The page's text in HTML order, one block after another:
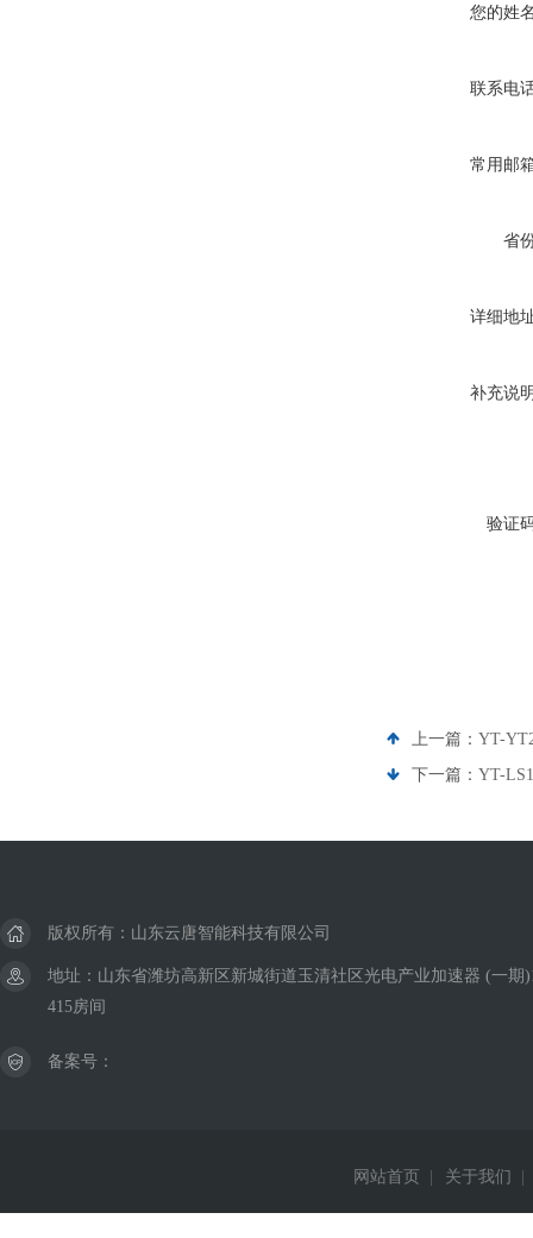
您的姓
联系电
常用邮
省
详细地
补充说
验证
上一篇： YT-
下一篇： YT-
版权所有：山东云唐智能科技有限公司
地址：山东省潍坊高新区新城街道玉清社区光电产业加速器 (一期
415房间
备案号：
网站首页 关于我们